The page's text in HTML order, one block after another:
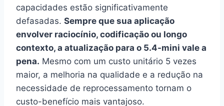
capacidades estão significativamente
defasadas. Sempre que sua aplicação
envolver raciocínio, codificação ou longo
contexto, a atualização para o 5.4-mini vale a
pena. Mesmo com um custo unitário 5 vezes
maior, a melhoria na qualidade e a redução na
necessidade de reprocessamento tornam o
custo-benefício mais vantajoso.